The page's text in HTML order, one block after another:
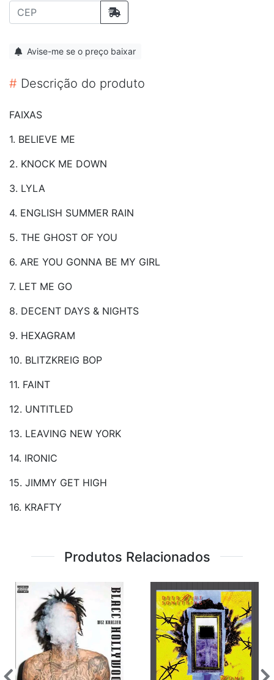
Avise-me se o preço baixar
# Descrição do produto
FAIXAS
1. BELIEVE ME
2. KNOCK ME DOWN
3. LYLA
4. ENGLISH SUMMER RAIN
5. THE GHOST OF YOU
6. ARE YOU GONNA BE MY GIRL
7. LET ME GO
8. DECENT DAYS & NIGHTS
9. HEXAGRAM
10. BLITZKREIG BOP
11. FAINT
12. UNTITLED
13. LEAVING NEW YORK
14. IRONIC
15. JIMMY GET HIGH
16. KRAFTY
Produtos Relacionados